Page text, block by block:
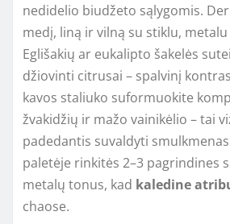
nedidelio biudžeto sąlygomis.
medį, liną ir vilną su stiklu,
Eglišakių ar eukalipto šakelės
džiovinti citrusai – spalvinį
kavos staliuko suformuokite
žvakidžių ir mažo vainikėlio – tai
padedantis suvaldyti
paletėje rinkitės 2–3 pagrindines
metalų tonus, kad kaledine
chaose.